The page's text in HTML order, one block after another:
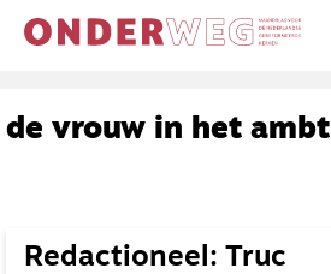
de vrouw in het ambt
Redactioneel: Truc